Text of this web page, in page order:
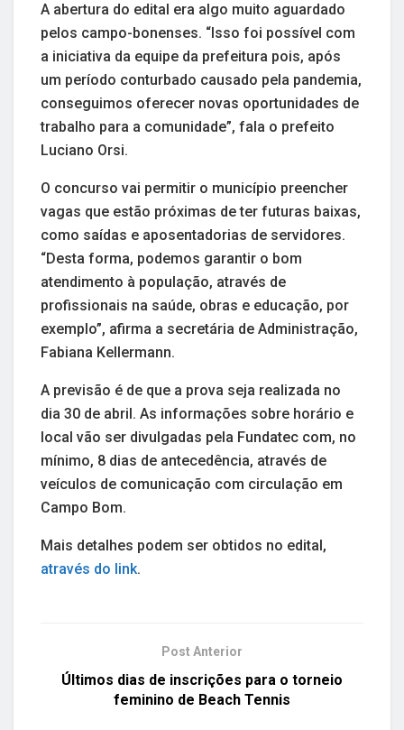
A abertura do edital era algo muito aguardado
pelos campo-bonenses. “Isso foi possível com
a iniciativa da equipe da prefeitura pois, após
um período conturbado causado pela pandemia,
conseguimos oferecer novas oportunidades de
trabalho para a comunidade”, fala o prefeito
Luciano Orsi.
O concurso vai permitir o município preencher
vagas que estão próximas de ter futuras baixas,
como saídas e aposentadorias de servidores.
“Desta forma, podemos garantir o bom
atendimento à população, através de
profissionais na saúde, obras e educação, por
exemplo”, afirma a secretária de Administração,
Fabiana Kellermann.
A previsão é de que a prova seja realizada no
dia 30 de abril. As informações sobre horário e
local vão ser divulgadas pela Fundatec com, no
mínimo, 8 dias de antecedência, através de
veículos de comunicação com circulação em
Campo Bom.
Mais detalhes podem ser obtidos no edital,
através do link.
Post Anterior
Últimos dias de inscrições para o torneio
feminino de Beach Tennis